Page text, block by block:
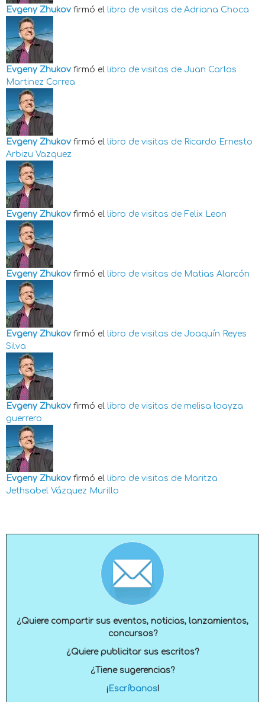
Evgeny Zhukov firmó el libro de visitas de Adriana Choca
Evgeny Zhukov firmó el libro de visitas de Juan Carlos
Martinez Correa
Evgeny Zhukov firmó el libro de visitas de Ricardo Ernesto
Arbizu Vazquez
Evgeny Zhukov firmó el libro de visitas de Felix Leon
Evgeny Zhukov firmó el libro de visitas de Matias Alarcón
Evgeny Zhukov firmó el libro de visitas de Joaquín Reyes
Silva
Evgeny Zhukov firmó el libro de visitas de melisa loayza
guerrero
Evgeny Zhukov firmó el libro de visitas de Maritza
Jethsabel Vázquez Murillo
¿Quiere compartir sus eventos, noticias, lanzamientos,
concursos?
¿Quiere publicitar sus escritos?
¿Tiene sugerencias?
¡ Escríbanos!